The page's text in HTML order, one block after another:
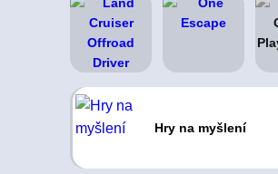
Hry na myšlení